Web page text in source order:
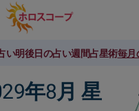
い明後日の占い週間占星術毎月
年8月 星